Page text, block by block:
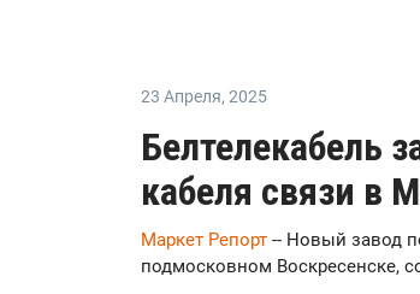
23 Апреля, 2025
Белтелекабель
кабеля связи в
Маркет Репорт -- Новый завод
подмосковном Воскресенске,